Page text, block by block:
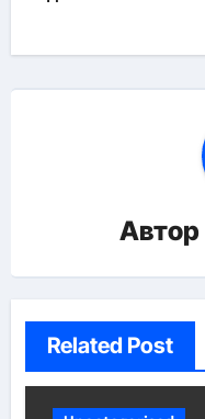
Автор
Related Post